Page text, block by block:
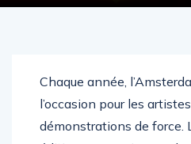
Chaque année,
l’occasion pour les